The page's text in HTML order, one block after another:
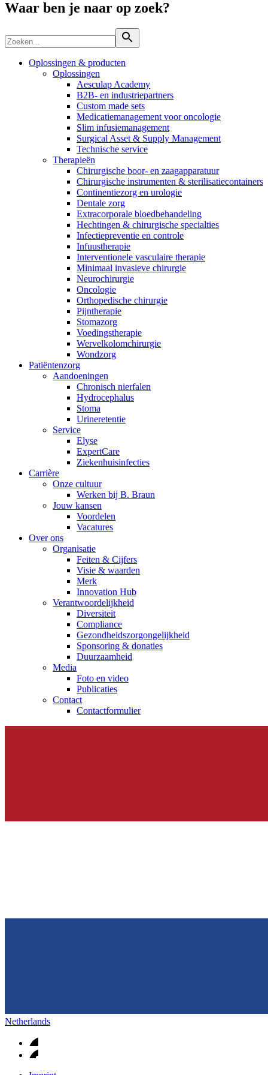
Productassortiment
Vind het product dat je zoekt. Bekijk hier het complete
ExpertCare
Gespecialiseerde verpleegkundige thuiszorg.
Op een fijne plek goede nierzorg krijgen.
Vind jouw baan
Ontdek jouw carrièremogelijkheden, bekijk onze vacatures en
Heb je een vraag? Neem contact met ons op.
Waar ben je naar op zoek?
Oplossingen & producten
Oplossingen
Aesculap Academy
B2B- en industriepartners
Custom made sets
Medicatiemanagement voor oncologie
Slim infusiemanagement
Surgical Asset & Supply Management
Technische service
Therapieën
Chirurgische boor- en zaagapparatuur
Chirurgische instrumenten & sterilisatiecontainers
Continentiezorg en urologie
Dentale zorg
Extracorporale bloedbehandeling
Hechtingen & chirurgische specialties
Infectiepreventie en controle
Infuustherapie
Interventionele vasculaire therapie
Minimaal invasieve chirurgie
Neurochirurgie
Oncologie
Orthopedische chirurgie
Pijntherapie
Stomazorg
Voedingstherapie
Wervelkolomchirurgie
Wondzorg
Patiëntenzorg
Aandoeningen
Chronisch nierfalen
​​Hydrocephalus
Stoma
Urineretentie
Service
Elyse
ExpertCare
Ziekenhuisinfecties
Carrière
Onze cultuur
Werken bij B. Braun
Jouw kansen
Voordelen
Vacatures
Over ons
Organisatie
Feiten & Cijfers
Visie & waarden
Merk
Innovation Hub
Verantwoordelijkheid
Diversiteit
Compliance
Gezondheidszorgongelijkheid​
Sponsoring & donaties
Duurzaamheid
Media
Foto en video
Publicaties
Contact
Contactformulier
Netherlands